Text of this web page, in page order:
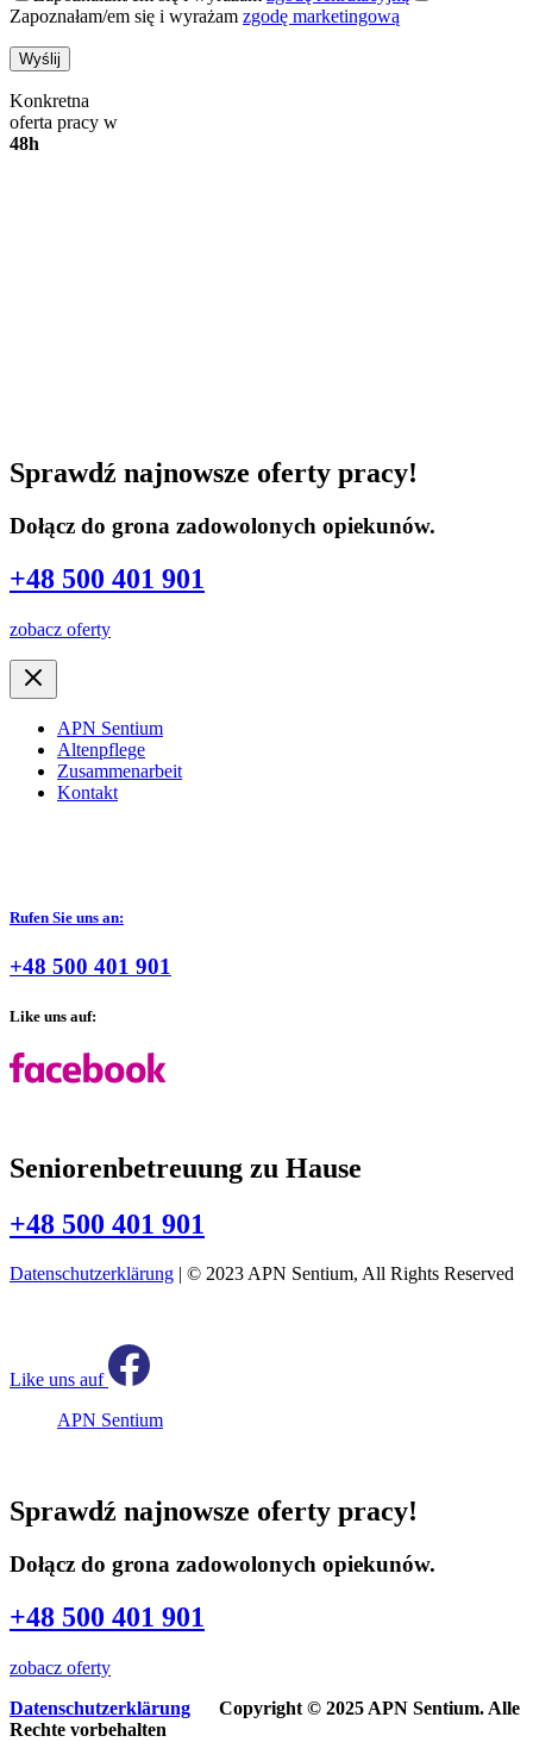
Zapoznałam/em się i wyrażam zgodę marketingową
Konkretna
oferta pracy w
48h
Sprawdź najnowsze oferty pracy!
Dołącz do grona zadowolonych opiekunów.
+48 500 401 901
zobacz oferty
APN Sentium
Altenpflege
Zusammenarbeit
Kontakt
Rufen Sie uns an:
+48 500 401 901
Like uns auf:
Seniorenbetreuung zu Hause
+48 500 401 901
Datenschutzerklärung | © 2023 APN Sentium, All Rights Reserved
Like uns auf
APN Sentium
Sprawdź najnowsze oferty pracy!
Dołącz do grona zadowolonych opiekunów.
+48 500 401 901
zobacz oferty
Datenschutzerklärung
Copyright © 2025 APN Sentium. Alle
Rechte vorbehalten